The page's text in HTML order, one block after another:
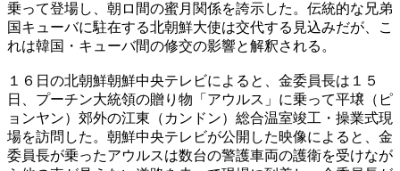
乗って登場し、朝ロ間の蜜月関係を誇示した。伝統的な兄弟
国キューバに駐在する北朝鮮大使は交代する見込みだが、こ
れは韓国・キューバ間の修交の影響と解釈される。
１６日の北朝鮮朝鮮中央テレビによると、金委員長は１５
日、プーチン大統領の贈り物「アウルス」に乗って平壌（ピ
ョンヤン）郊外の江東（カンドン）総合温室竣工・操業式現
場を訪問した。朝鮮中央テレビが公開した映像によると、金
委員長が乗ったアウルスは数台の警護車両の護衛を受けなが